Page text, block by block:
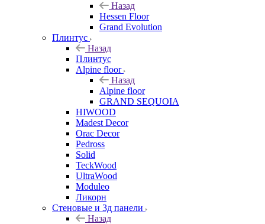
Назад
Hessen Floor
Grand Evolution
Плинтус
Назад
Плинтус
Alpine floor
Назад
Alpine floor
GRAND SEQUOIA
HIWOOD
Madest Decor
Orac Decor
Pedross
Solid
TeckWood
UltraWood
Moduleo
Ликорн
Стеновые и 3д панели
Назад